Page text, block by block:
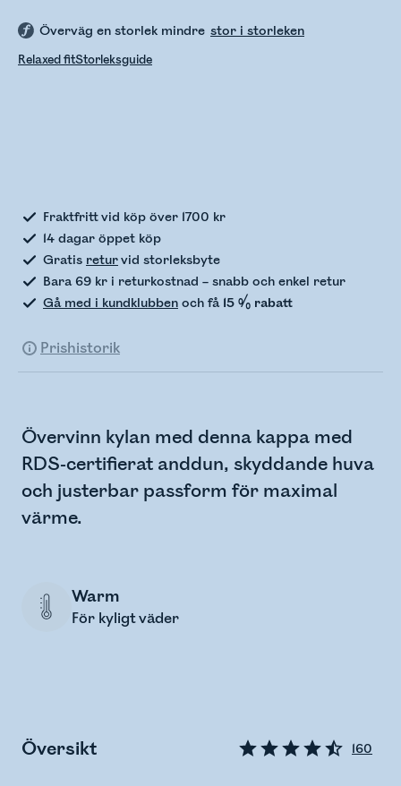
Överväg en storlek mindre stor i storleken
Relaxed fitStorleksguide
Fraktfritt vid köp över 1700 kr
14 dagar öppet köp
Gratis returvid storleksbyte
Bara 69 kr i returkostnad – snabb och enkel retur
Gå med i kundklubben och få 15 % rabatt
Prishistorik
Övervinn kylan med denna kappa med
RDS-certifierat anddun, skyddande huva
och justerbar passform för maximal
värme.
Warm
För kyligt väder
Översikt 160